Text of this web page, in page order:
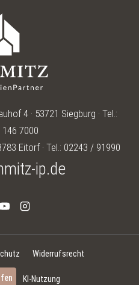
4 · 53721 Siegburg · Tel.:
7000
Eitorf · Tel.: 02243 / 91990
ip.de
Widerrufsrecht
KI-Nutzung